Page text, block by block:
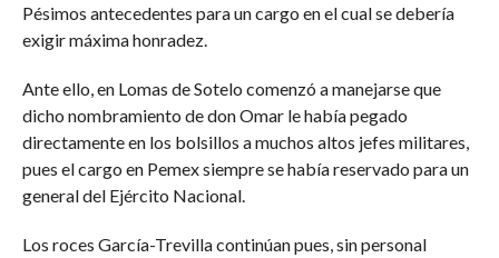
Pésimos antecedentes para un cargo en el cual se debería
exigir máxima honradez.
Ante ello, en Lomas de Sotelo comenzó a manejarse que
dicho nombramiento de don Omar le había pegado
directamente en los bolsillos a muchos altos jefes militares,
pues el cargo en Pemex siempre se había reservado para un
general del Ejército Nacional.
Los roces García-Trevilla continúan pues, sin personal